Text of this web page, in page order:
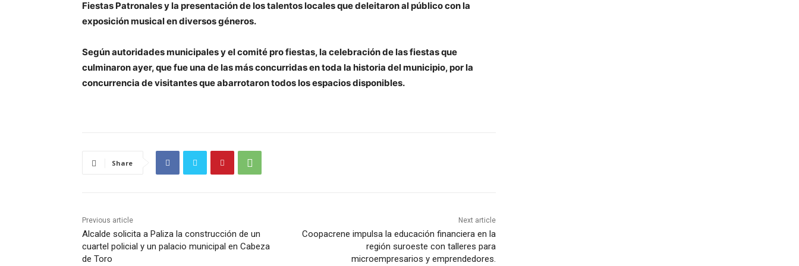
Fiestas Patronales y la presentación de los talentos locales que deleitaron al público con la
exposición musical en diversos géneros.
Según autoridades municipales y el comité pro fiestas, la celebración de las fiestas que
culminaron ayer, que fue una de las más concurridas en toda la historia del municipio, por la
concurrencia de visitantes que abarrotaron todos los espacios disponibles.
Share
Previous article
Alcalde solicita a Paliza la construcción de un
cuartel policial y un palacio municipal en Cabeza
de Toro
Next article
Coopacrene impulsa la educación financiera en la
región suroeste con talleres para
microempresarios y emprendedores.